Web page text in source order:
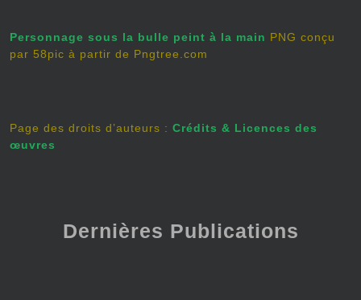
Personnage sous la bulle peint à la main PNG conçu
par 58pic à partir de Pngtree.com
Page des droits d’auteurs : Crédits & Licences des
œuvres
Dernières Publications